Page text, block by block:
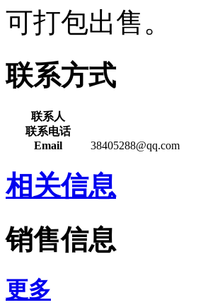
可打包出售。
联系方式
联系人
联系电话
Email
38405288@qq.com
相关信息
销售信息
更多